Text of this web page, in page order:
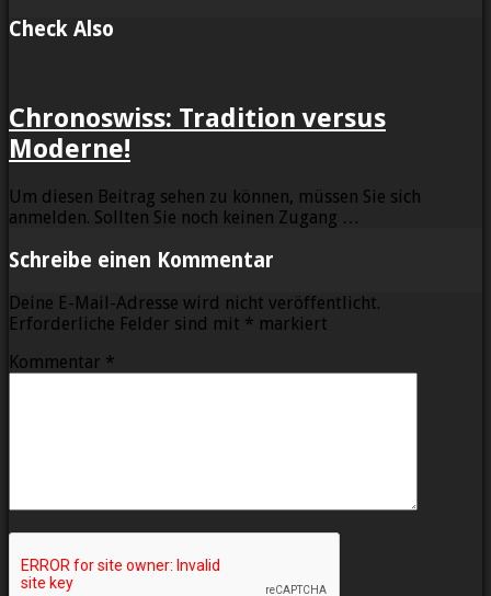
Check Also
Chronoswiss: Tradition versus
Moderne!
Um diesen Beitrag sehen zu können, müssen Sie sich
anmelden. Sollten Sie noch keinen Zugang …
Schreibe einen Kommentar
Deine E-Mail-Adresse wird nicht veröffentlicht.
Erforderliche Felder sind mit * markiert
Kommentar *